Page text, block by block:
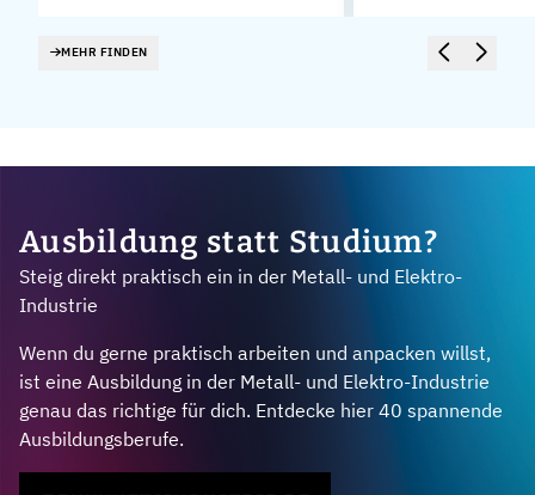
MEHR FINDEN
Ausbildung statt Studium?
Steig direkt praktisch ein in der Metall- und Elektro-
Industrie
Wenn du gerne praktisch arbeiten und anpacken willst,
ist eine Ausbildung in der Metall- und Elektro-Industrie
genau das richtige für dich. Entdecke hier 40 spannende
Ausbildungsberufe.